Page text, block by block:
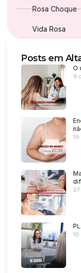
Rosa Choque
Vida Rosa
Posts em
O
9
19
10